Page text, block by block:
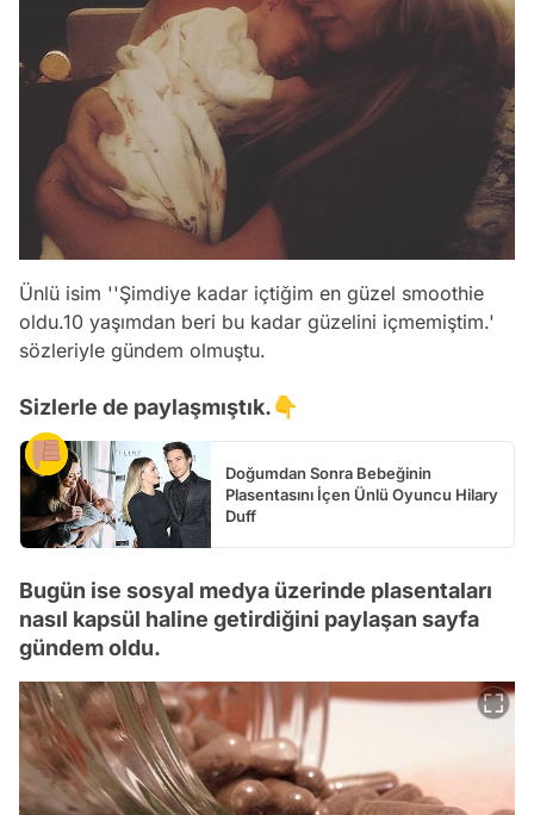
Ünlü isim ''Şimdiye kadar içtiğim en güzel smoothie
oldu.10 yaşımdan beri bu kadar güzelini içmemiştim.'
sözleriyle gündem olmuştu.
Sizlerle de paylaşmıştık.👇
Doğumdan Sonra Bebeğinin
Plasentasını İçen Ünlü Oyuncu Hilary
Duff
Bugün ise sosyal medya üzerinde plasentaları
nasıl kapsül haline getirdiğini paylaşan sayfa
gündem oldu.